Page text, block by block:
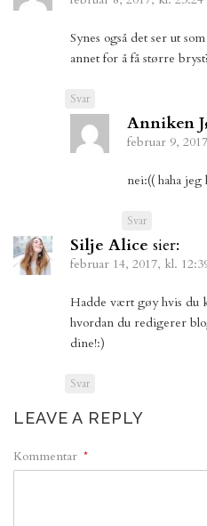
Synes også det ser ut
annet for å få større
Svar
Anniken
februar 9,
nei:(( haha
Svar
Silje Alice sier:
februar 14, 2017, kl.
Hadde vært gøy hvis du
hvordan du redigerer
dine!:)
Svar
LEAVE A REPLY
Kommentar *